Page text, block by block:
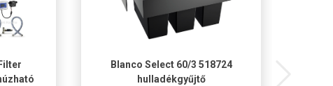
Blanco Select 60/3 518724
hulladékgyűjtő